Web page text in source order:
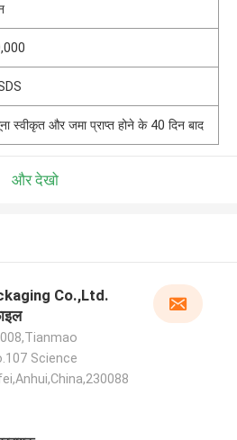
स्वीकृत और जमा प्राप्त होने के 40 दिन बाद
और देखो
Co.,Ltd.
Science